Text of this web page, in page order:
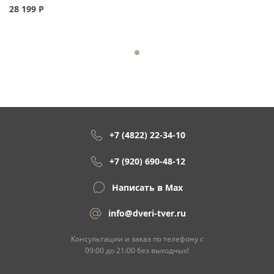
28 199 Р
+7 (4822) 22-34-10
+7 (920) 690-48-12
Написать в Max
info@dveri-tver.ru
Консультации и заказ по телефону с
09:00 до 21:00 без выходных!